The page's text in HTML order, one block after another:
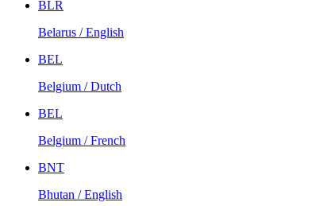
BLR
Belarus / English
BEL
Belgium / Dutch
BEL
Belgium / French
BNT
Bhutan / English